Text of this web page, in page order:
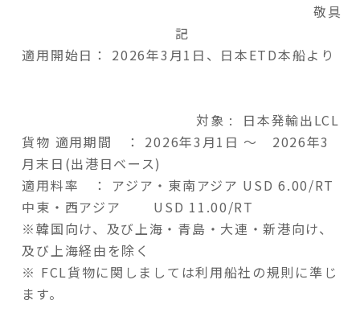
敬具
記
適用開始日： 2026年3月1日、日本ETD本船より
対象 : 日本発輸出LCL
貨物 適用期間 ： 2026年3月1日 ～ 2026年3
月末日(出港日ベース)
適用料率 ： アジア・東南アジア USD 6.00/RT
中東・西アジア USD 11.00/RT
※韓国向け、及び上海・青島・大連・新港向け、
及び上海経由を除く
※ FCL貨物に関しましては利用船社の規則に準じ
ます。